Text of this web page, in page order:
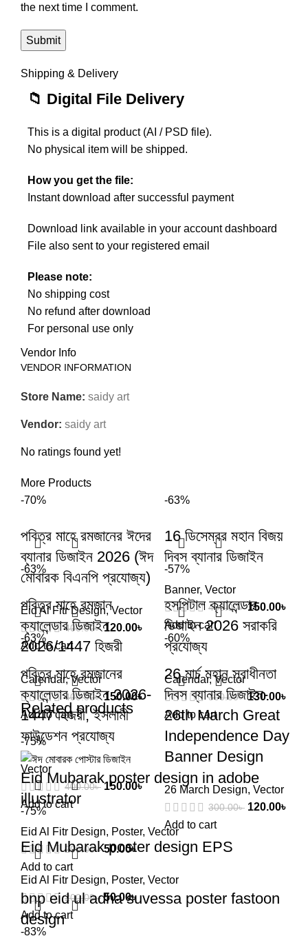
the next time I comment.
Shipping & Delivery
📁 Digital File Delivery
This is a digital product (AI / PSD file).
No physical item will be shipped.
How you get the file:
Instant download after successful payment
Download link available in your account dashboard
File also sent to your registered email
Please note:
No shipping cost
No refund after download
For personal use only
Vendor Info
VENDOR INFORMATION
Store Name: saidy art
Vendor: saidy art
No ratings found yet!
More Products
-70%
পবিত্র মাহে রমজানের ঈদের
ব্যানার ডিজাইন 2026 (ঈদ
মোবারক বিএনপি প্রযোজ্য)
Eid Al Fitr Design,Vector
400.00৳ 120.00৳
Add to cart
-63%
16 ডিসেম্বর মহান বিজয়
দিবস ব্যানার ডিজাইন
Banner, Vector
400.00৳ 150.00৳
Add to cart
-63%
পবিত্র মাহে রমজান
ক্যালেন্ডার ডিজাইন
2026/1447 হিজরী
Calendar,Vector
400.00৳ 150.00৳
Add to cart
-57%
হসপিটাল ক্যালেন্ডার
ডিজাইন 2026 সরাকরি
প্রযোজ্য
Calendar,Vector
300.00৳ 130.00৳
Add to cart
-63%
পবিত্র মাহে রমজানের
ক্যালেন্ডার ডিজাইন 2026-
1447 হিজরী, ইসলামী
ফাউন্ডেশন প্রযোজ্য
Vector
400.00৳ 150.00৳
Add to cart
-60%
26 মার্চ মহান স্বাধীনতা
দিবস ব্যানার ডিজাইন-
26th March Great
Independence Day
Banner Design
26 March Design, Vector
300.00৳ 120.00৳
Add to cart
Related products
-75%
Eid Mubarak poster design in adobe
illustrator
Eid Al Fitr Design, Poster, Vector
200.00৳ 50.00৳
Add to cart
-75%
Eid Mubarak poster design EPS
Eid Al Fitr Design, Poster, Vector
200.00৳ 50.00৳
Add to cart
bnp eid ul adha suvessa poster fastoon
design
-83%